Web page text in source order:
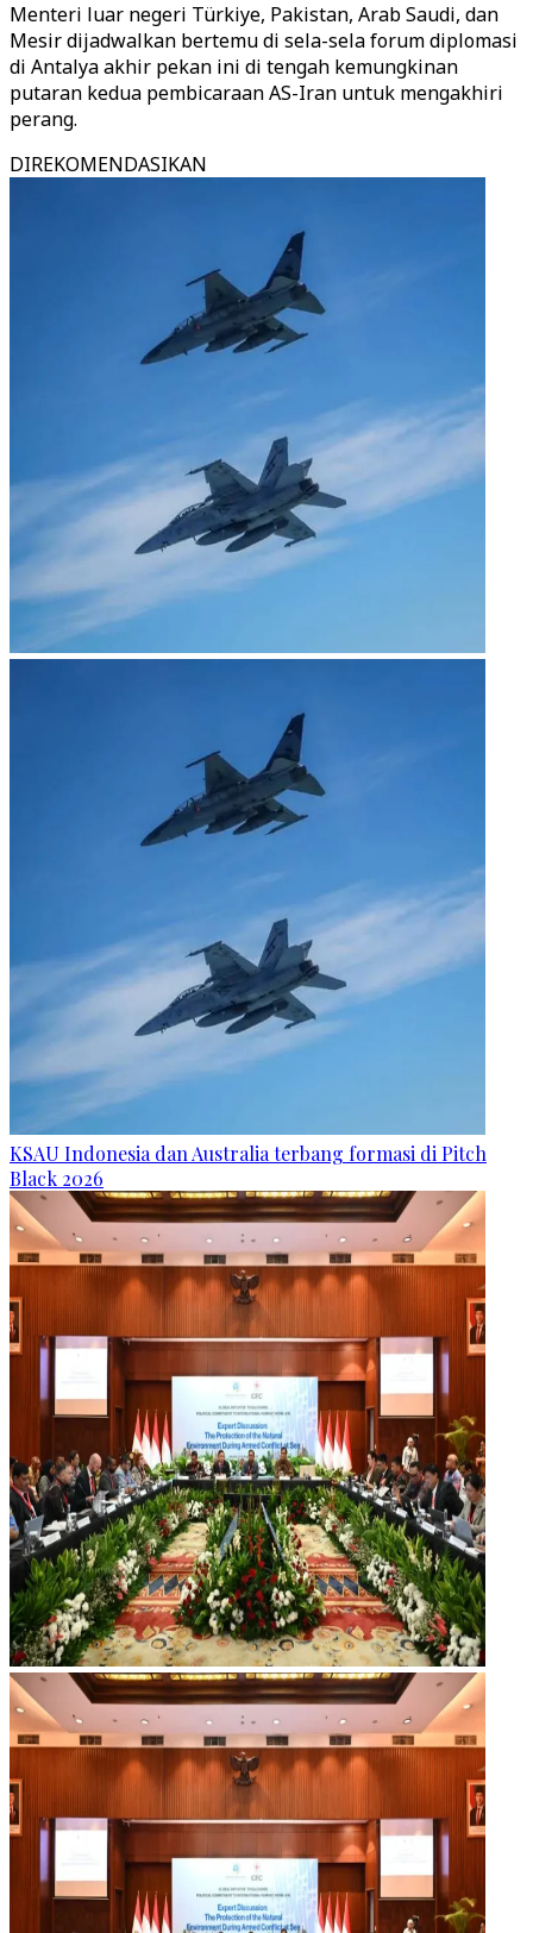
Menteri luar negeri Türkiye, Pakistan, Arab Saudi, dan
Mesir dijadwalkan bertemu di sela-sela forum diplomasi
di Antalya akhir pekan ini di tengah kemungkinan
putaran kedua pembicaraan AS-Iran untuk mengakhiri
perang.
DIREKOMENDASIKAN
KSAU Indonesia dan Australia terbang formasi di Pitch
Black 2026